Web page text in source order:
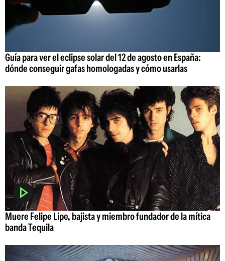
Guía para ver el eclipse solar del 12 de agosto en España:
dónde conseguir gafas homologadas y cómo usarlas
Muere Felipe Lipe, bajista y miembro fundador de la mítica
banda Tequila